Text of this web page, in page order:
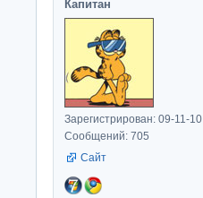
Капитан
Зарегистрирован: 09-11-10
Сообщений: 705
Сайт